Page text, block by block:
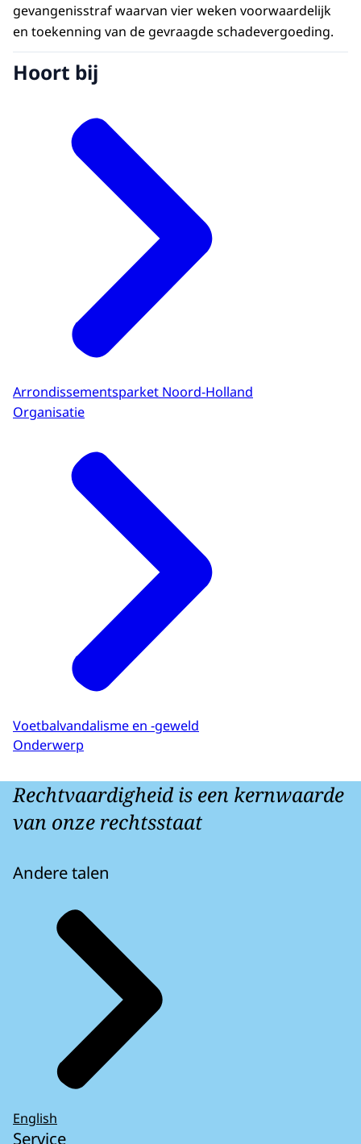
gevangenisstraf waarvan vier weken voorwaardelijk
en toekenning van de gevraagde schadevergoeding.
Hoort bij
Arrondissementsparket Noord-Holland
Organisatie
Voetbalvandalisme en -geweld
Onderwerp
Rechtvaardigheid is een kernwaarde
van onze rechtsstaat
Andere talen
English
Service